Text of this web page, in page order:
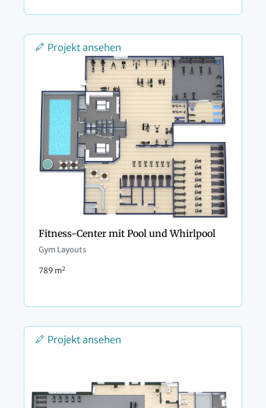
Projekt ansehen
Fitness-Center mit Pool und Whirlpool
Gym Layouts
789 m2
Projekt ansehen